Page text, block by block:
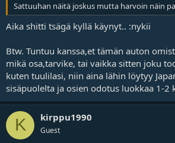
Sattuuhan näitä joskus mutta harvoin näin
Aika shitti tsägä kyllä käynyt.. :nykii
Btw. Tuntuu kanssa,et tämän auton
mikä osa,tarvike, tai vaikka sitten joku
kuten tuulilasi, niin aina lähin löytyy
sisäpuolelta ja osien odotus luokkaa 1-2
K kirppu1990
Guest